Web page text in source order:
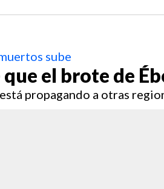
sube
el brote de
propagando a otras